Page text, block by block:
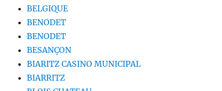
BELGIQUE
BENODET
BENODET
BESANÇON
BIARITZ CASINO MUNICIPAL
BIARRITZ